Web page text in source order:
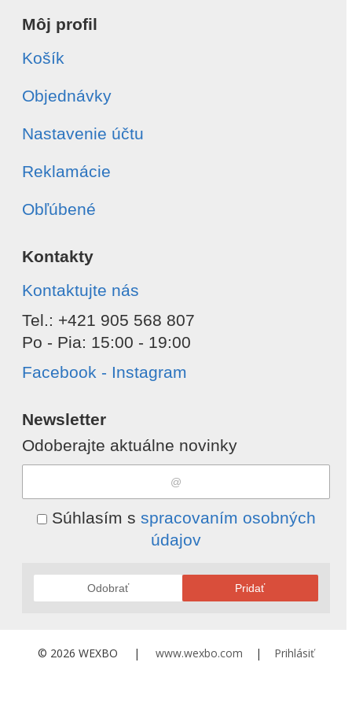
Môj profil
Košík
Objednávky
Nastavenie účtu
Reklamácie
Obľúbené
Kontakty
Kontaktujte nás
Tel.: +421 905 568 807
Po - Pia: 15:00 - 19:00
Facebook - Instagram
Newsletter
Odoberajte aktuálne novinky
Súhlasím s spracovaním osobných
údajov
Odobrať Pridať
© 2026 WEXBO | www.wexbo.com | Prihlásiť